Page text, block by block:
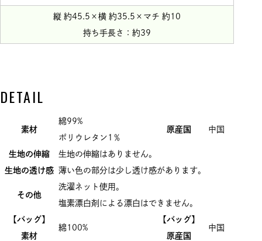
縦 約45.5×横 約35.5×マチ 約10
持ち手長さ：約39
DETAIL
素材
綿99%
ポリウレタン1％
原産国 中国
生地の伸縮
生地の伸縮はありません。
生地の透け感 薄い色の部分は少し透け感があります。
その他
洗濯ネット使用。
塩素漂白剤による漂白はできません。
【バッグ】
素材
綿100%
【バッグ】
原産国
中国